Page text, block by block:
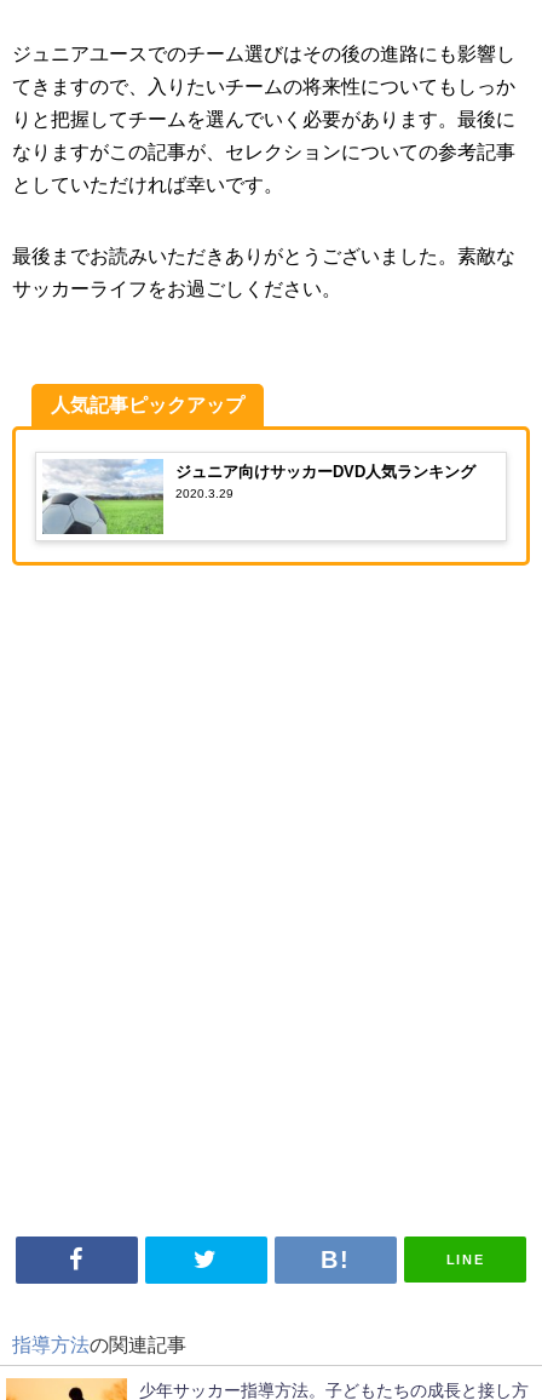
ジュニアユースでのチーム選びはその後の進路にも影響し
てきますので、入りたいチームの将来性についてもしっか
りと把握してチームを選んでいく必要があります。最後に
なりますがこの記事が、セレクションについての参考記事
としていただければ幸いです。
最後までお読みいただきありがとうございました。素敵な
サッカーライフをお過ごしください。
人気記事ピックアップ
ジュニア向けサッカーDVD人気ランキング
2020.3.29
LINE
指導方法の関連記事
少年サッカー指導方法。子どもたちの成長と接し方